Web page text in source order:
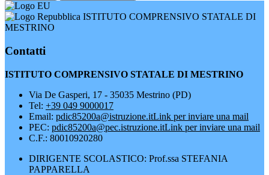
ISTITUTO COMPRENSIVO STATALE DI
MESTRINO
Contatti
ISTITUTO COMPRENSIVO STATALE DI MESTRINO
Via De Gasperi, 17 - 35035 Mestrino (PD)
Tel: +39 049 9000017
Email: pdic85200a@istruzione.itLink per inviare una mail
PEC: pdic85200a@pec.istruzione.itLink per inviare una mail
C.F.: 80010920280
DIRIGENTE SCOLASTICO: Prof.ssa STEFANIA
PAPPARELLA